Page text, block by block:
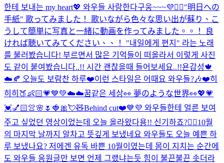
한테 보내는 my heart💖 와우들 사랑한다구웅~~~💜🙆‍♀️"明日への
手紙" 歌ってみました！ 歌いながら色々な思い出が蘇り、こ
うして簡単に写真と一緒に動画を作ってみました。。！ 良
ければ聴いてみてください、、！ "내일에게 편지" 라는 노래
를 불러봤습니다! 부르면서 많은 기억들이 떠올라서 이렇게 사진
도 같이 붙여봤습니다..!! 시간 괜찮을때 들어보세요..!!욘감성🍁
☁️🍂 오늘도 보람찬 하루❤️이런 스타일은 어때요 와우들?🎶❤️히
히히🍑👶🏻💗💙💚☁️☁️꿈같은 세상👀 夢のような世界👀💖💗
💓💅🏻👚🌸🌷🍓🎀💘🧸Behind cut❤️💙💜 와우들한테 얼른 보여
주고 싶었던 영상이었는데 오늘 올라왔다용!! 신기하죠?👍🏻10월
의 마지막 날까지 알차고 뜻깊게 보냈네요 와우들도 오늘 예쁜 하
루 보냈나요? 저에겐 유독 바쁜 10월이였는데 몸이 지치는 순간에
도 와우들 응원글만 보면 언제 그랬냐는듯 힘이 불끈불끈 솟더라